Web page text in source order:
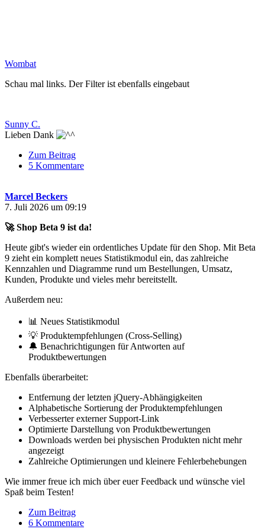
Wombat
Schau mal links. Der Filter ist ebenfalls eingebaut
Sunny C.
Lieben Dank
Zum Beitrag
5 Kommentare
Marcel Beckers
7. Juli 2026 um 09:19
🚀 Shop Beta 9 ist da!
Heute gibt's wieder ein ordentliches Update für den Shop. Mit Beta
9 zieht ein komplett neues Statistikmodul ein, das zahlreiche
Kennzahlen und Diagramme rund um Bestellungen, Umsatz,
Kunden, Produkte und vieles mehr bereitstellt.
Außerdem neu:
📊 Neues Statistikmodul
💡 Produktempfehlungen (Cross-Selling)
🔔 Benachrichtigungen für Antworten auf
Produktbewertungen
Ebenfalls überarbeitet:
Entfernung der letzten jQuery-Abhängigkeiten
Alphabetische Sortierung der Produktempfehlungen
Verbesserter externer Support-Link
Optimierte Darstellung von Produktbewertungen
Downloads werden bei physischen Produkten nicht mehr
angezeigt
Zahlreiche Optimierungen und kleinere Fehlerbehebungen
Wie immer freue ich mich über euer Feedback und wünsche viel
Spaß beim Testen!
Zum Beitrag
6 Kommentare